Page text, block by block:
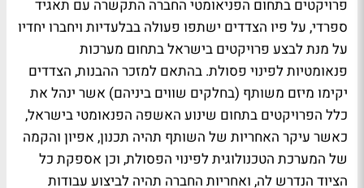
פרויקטים בתחום הפניאומטי החברה התקשרה עם תאגיד
ספרדי, על פיו הצדדים ישתפו פעולה בבלעדיות ויחברו יחדיו
על מנת לבצע פרויקטים בישראל בתחום מערכות
פנאומטיות לפינוי פסולת. בהתאם למזכר ההבנות, הצדדים
יקימו מיזם משותף (בחלקים שווים ביניהם) אשר ינהל את
כלל הפרויקטים בתחום שינוע האשפה הפנאומטי בישראל,
כאשר עיקר האחריות של השותף תהיה תכנון, אפיון והקמה
של המערכת הטכנולוגית לפינוי הפסולת, וכן אספקת כל
הציוד הנדרש לה, ואחריות החברה תהיה לביצוע עבודות